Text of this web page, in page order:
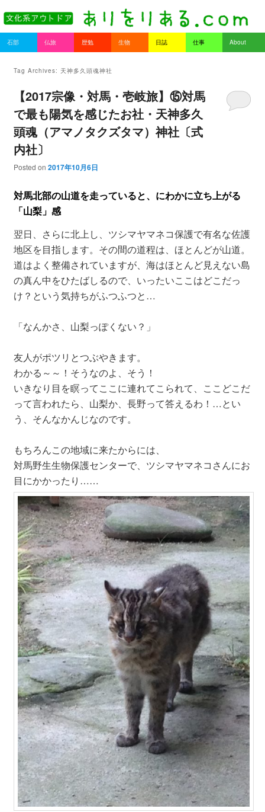
Main menu
Skip to primary content
Skip to secondary content
石部 仏旅 歴勉 生物 日誌 仕事 About
Tag Archives: 天神多久頭魂神社
【2017宗像・対馬・壱岐旅】⑮対馬
で最も陽気を感じたお社・天神多久
頭魂（アマノタクズタマ）神社〔式
内社〕
Posted on 2017年10月6日
対馬北部の山道を走っていると、にわかに立ち上がる
「山梨」感
翌日、さらに北上し、ツシマヤマネコ保護で有名な佐護
地区を目指します。その間の道程は、ほとんどが山道。
道はよく整備されていますが、海はほとんど見えない島
の真ん中をひたばしるので、いったいここはどこだっ
け？という気持ちがふつふつと…
「なんかさ、山梨っぽくない？」
友人がポツリとつぶやきます。
わかる～～！そうなのよ、そう！
いきなり目を瞑ってここに連れてこられて、ここどこだ
って言われたら、山梨か、長野って答えるわ！…とい
う、そんなかんじなのです。
もちろんこの地域に来たからには、
対馬野生生物保護センターで、ツシマヤマネコさんにお
目にかかったり……